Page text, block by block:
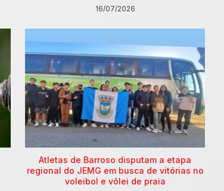
16/07/2026
Atletas de Barroso disputam a etapa
regional do JEMG em busca de vitórias no
voleibol e vôlei de praia